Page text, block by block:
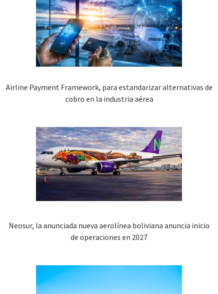
Airline Payment Framework, para estandarizar alternativas de
cobro en la industria aérea
Neosur, la anunciada nueva aerolínea boliviana anuncia inicio
de operaciones en 2027